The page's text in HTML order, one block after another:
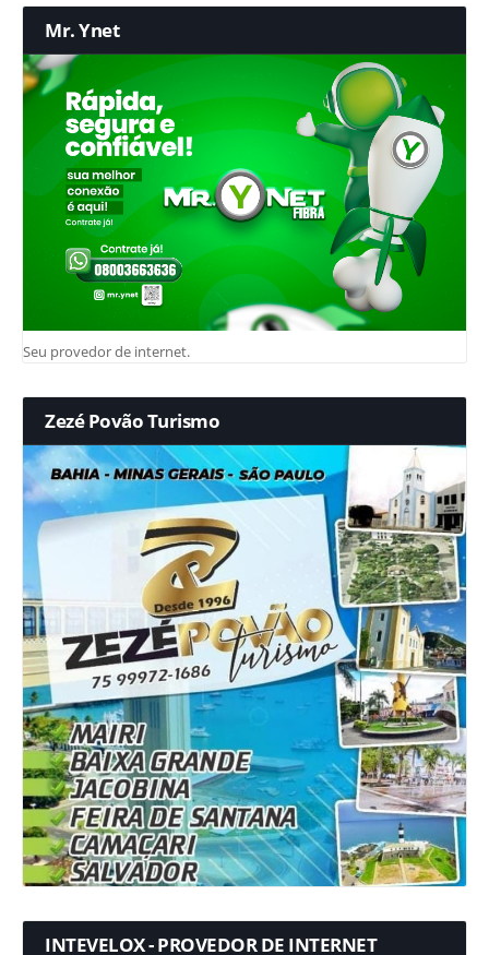
Mr. Ynet
Seu provedor de internet.
Zezé Povão Turismo
INTEVELOX - PROVEDOR DE INTERNET